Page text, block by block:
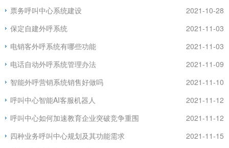
2021-10-28
票务呼叫中心系统建设
2021-11-03
保定自建外呼系统
2021-11-03
电销客外呼系统有哪些功能
2021-11-09
电话自动外呼系统管理办法
2021-11-10
智能外呼营销系统销售好做吗
2021-11-12
呼叫中心智能AI客服机器人
2021-11-12
呼叫中心如何加速教育企业突破竞争重围
2021-11-15
四种业务呼叫中心规划及其功能需求